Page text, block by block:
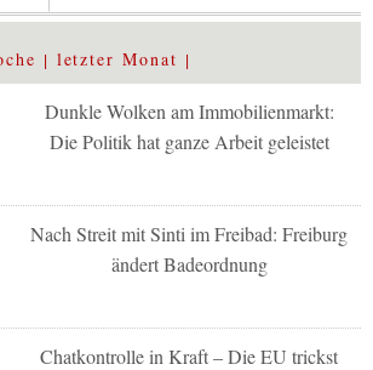
letzter Monat
Dunkle Wolken am Immobilienmarkt:
Die Politik hat ganze Arbeit geleistet
Nach Streit mit Sinti im Freibad: Freiburg
ändert Badeordnung
Chatkontrolle in Kraft – Die EU trickst